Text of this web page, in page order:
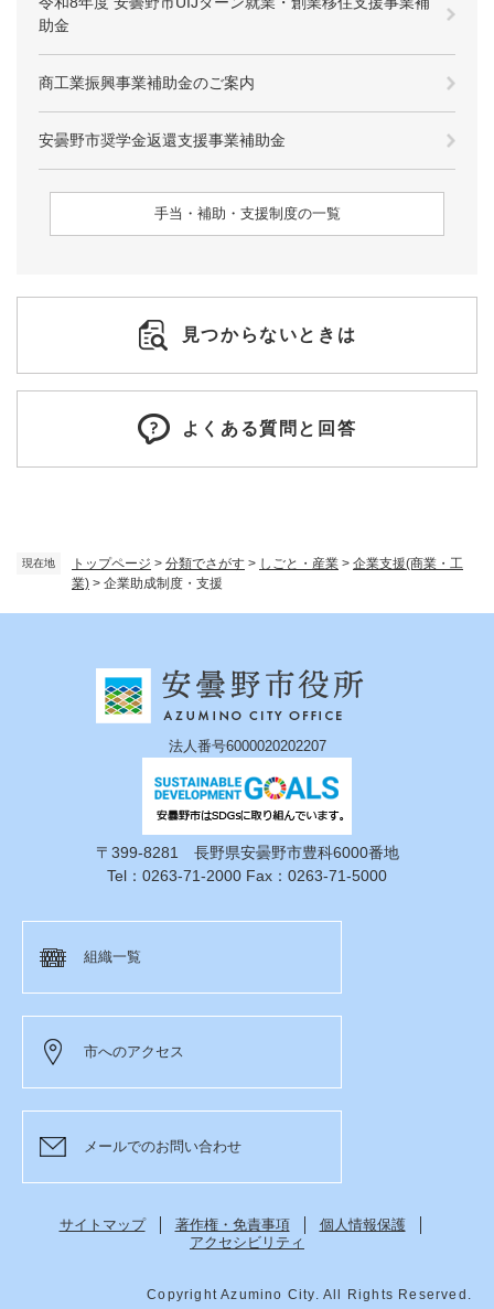
現在地 トップページ > 分類でさがす > しごと・産業 > 企業支援(商業・工
業) > 企業助成制度・支援
助金
商工業振興事業補助金のご案内
安曇野市奨学金返還支援事業補助金
手当・補助・支援制度の一覧
見つからないときは
よくある質問と回答
法人番号6000020202207
〒399-8281 長野県安曇野市豊科6000番地
Tel：0263-71-2000 Fax：0263-71-5000
組織一覧
市へのアクセス
メールでのお問い合わせ
サイトマップ 著作権・免責事項
個人情報保護
アクセシビリティ
Copyright Azumino City. All Rights Reserved.